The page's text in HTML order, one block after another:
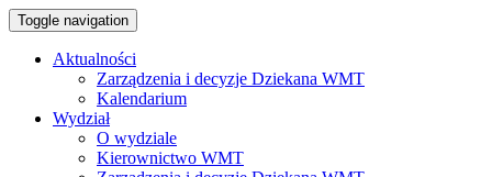
Toggle navigation
Aktualności
Zarządzenia i decyzje Dziekana WMT
Kalendarium
Wydział
O wydziale
Kierownictwo WMT